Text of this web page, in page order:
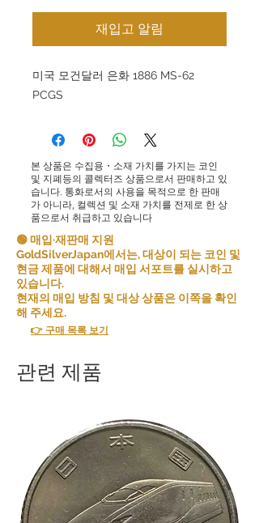
재입고 알림
미국 모건달러 은화 1886 MS-62
PCGS
본 상품은 수집용・소재 가치를 가지는 코인
및 지폐등의 콜렉터즈 상품으로서 판매하고 있
습니다. 통화로서의 사용을 목적으로 한 판매
가 아니라, 컬렉션 및 소재 가치를 전제로 한 상
품으로서 취급하고 있습니다
🟢 매입·재판매 지원
GoldSilverJapan에서는, 대상이 되는 코인 및
현금 제품에 대해서 매입 서포트를 실시하고
있습니다.
현재의 매입 방침 및 대상 상품은 이쪽을 확인
해 주세요.
👉 구매 목록 보기
관련 제품